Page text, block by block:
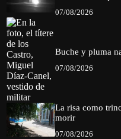
07/08/2026
Buche y pluma
07/08/2026
La risa como
morir
07/08/2026